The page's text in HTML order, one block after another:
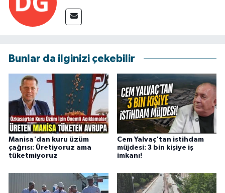
Bunlar da ilginizi çekebilir
Manisa'dan kuru üzüm
çağrısı: Üretiyoruz ama
tüketmiyoruz
Cem Yalvaç'tan istihdam
müjdesi: 3 bin kişiye iş
imkanı!